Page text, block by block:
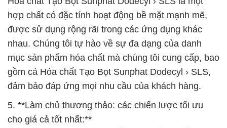
hợp chất có đặc tính hoạt động bề mặt mạnh mẽ,
được sử dụng rộng rãi trong các ứng dụng khác
nhau. Chúng tôi tự hào về sự đa dạng của danh
mục sản phẩm hóa chất mà chúng tôi cung cấp, bao
gồm cả Hóa chất Tạo Bọt Sunphat Dodecyl › SLS,
đảm bảo đáp ứng mọi nhu cầu của khách hàng.
5. **Làm chủ thương thảo: các chiến lược tối ưu
cho giá cả tốt nhất:**